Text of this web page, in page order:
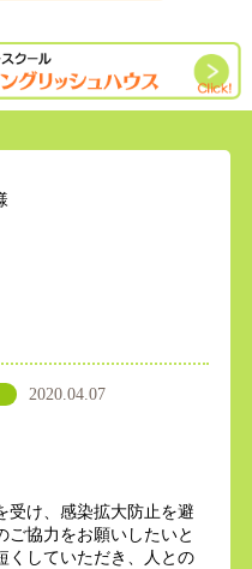
2020.04.07
受け、感染拡大防止を避
ご協力をお願いしたいと
くしていただき、人との